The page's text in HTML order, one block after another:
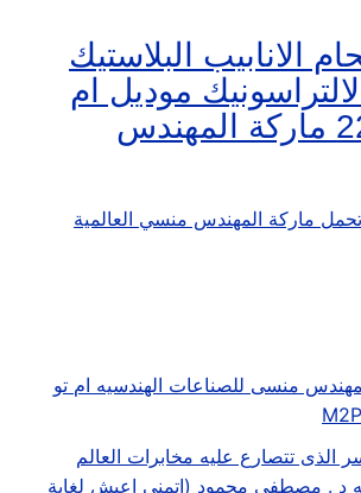
ماركة المهندس منسي العالمية
منسى للصناعات الهندسيه ام تو
الذى تتصارع عليه مخابرات العالم
د . مصطفى محمود (اتمنى اعيش لغاية